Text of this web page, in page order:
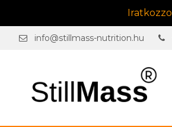
info@stillmass-nutrition.hu